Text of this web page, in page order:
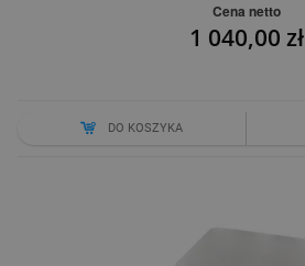
Cena netto
1 040,00 zł
DO KOSZYKA